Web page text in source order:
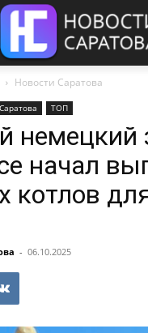
Новости Саратова
ТОП
немецкий
начал
котлов
- 06.10.2025